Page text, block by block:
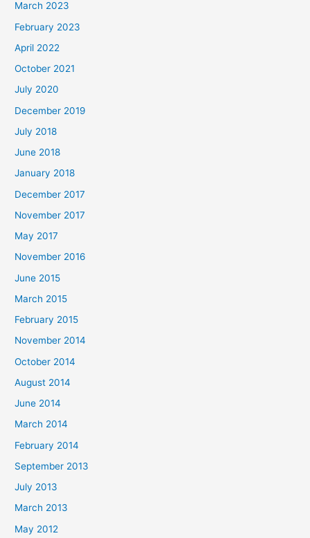
March 2023
February 2023
April 2022
October 2021
July 2020
December 2019
July 2018
June 2018
January 2018
December 2017
November 2017
May 2017
November 2016
June 2015
March 2015
February 2015
November 2014
October 2014
August 2014
June 2014
March 2014
February 2014
September 2013
July 2013
March 2013
May 2012